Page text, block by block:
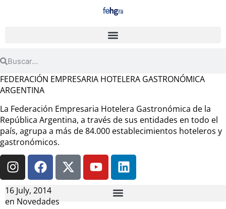
FEDERACIÓN EMPRESARIA HOTELERA GASTRONÓMICA
ARGENTINA
La Federación Empresaria Hotelera Gastronómica de la
República Argentina, a través de sus entidades en todo el
país, agrupa a más de 84.000 establecimientos hoteleros y
gastronómicos.
16 July, 2014
en Novedades